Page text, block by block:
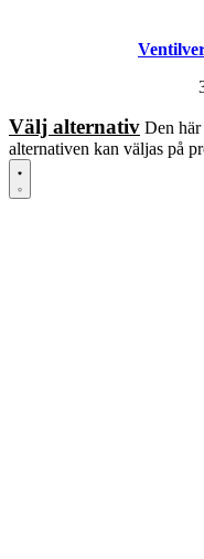
Välj alternativ Den
alternativen kan väljas på